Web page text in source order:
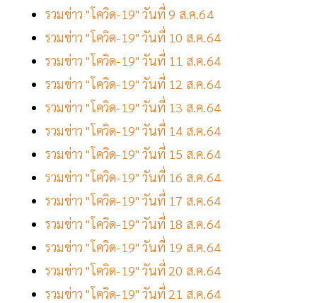
รวมข่าว "โควิด-19" วันที่ 9 ส.ค.64
รวมข่าว "โควิด-19" วันที่ 10 ส.ค.64
รวมข่าว "โควิด-19" วันที่ 11 ส.ค.64
รวมข่าว "โควิด-19" วันที่ 12 ส.ค.64
รวมข่าว "โควิด-19" วันที่ 13 ส.ค.64
รวมข่าว "โควิด-19" วันที่ 14 ส.ค.64
รวมข่าว "โควิด-19" วันที่ 15 ส.ค.64
รวมข่าว "โควิด-19" วันที่ 16 ส.ค.64
รวมข่าว "โควิด-19" วันที่ 17 ส.ค.64
รวมข่าว "โควิด-19" วันที่ 18 ส.ค.64
รวมข่าว "โควิด-19" วันที่ 19 ส.ค.64
รวมข่าว "โควิด-19" วันที่ 20 ส.ค.64
รวมข่าว "โควิด-19" วันที่ 21 ส.ค.64